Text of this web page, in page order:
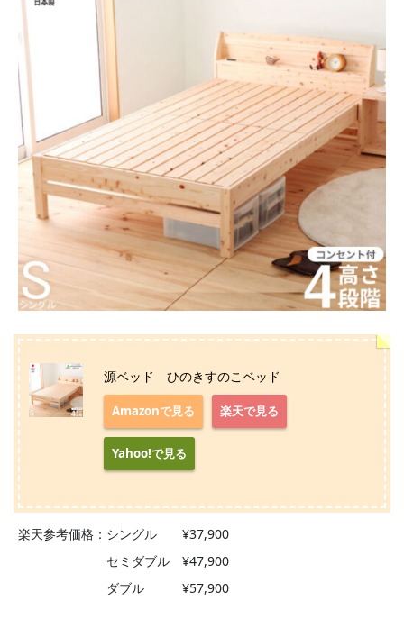
源ベッド ひのきすのこベッド
Amazonで見る 楽天で見る
Yahoo!で見る
楽天参考価格：シングル ¥37,900
セミダブル ¥47,900
ダブル ¥57,900